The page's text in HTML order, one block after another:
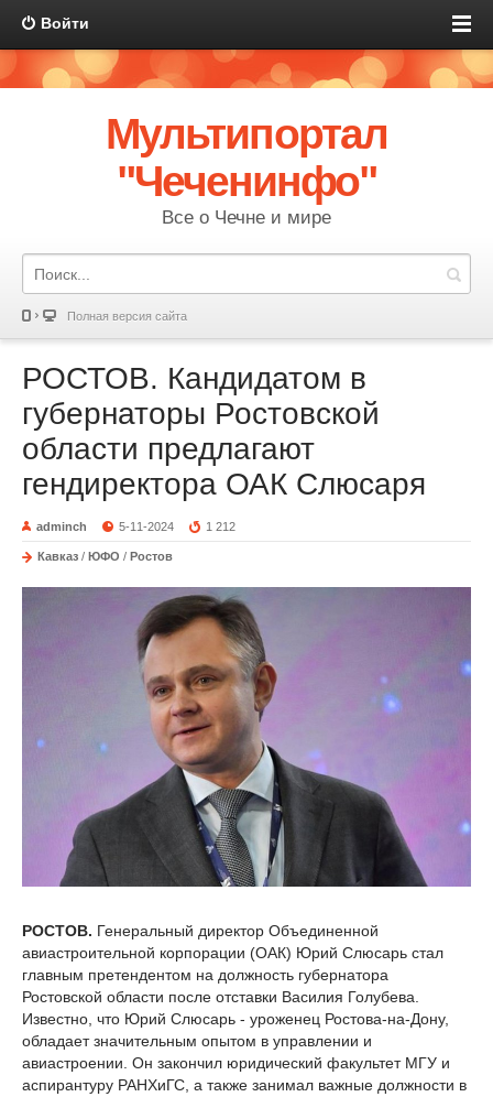
Войти
Мультипортал
"Чеченинфо"
Все о Чечне и мире
Полная версия сайта
РОСТОВ. Кандидатом в
губернаторы Ростовской
области предлагают
гендиректора ОАК Слюсаря
adminch 5-11-2024 1 212
Кавказ / ЮФО / Ростов
РОСТОВ. Генеральный директор Объединенной
авиастроительной корпорации (ОАК) Юрий Слюсарь стал
главным претендентом на должность губернатора
Ростовской области после отставки Василия Голубева.
Известно, что Юрий Слюсарь - уроженец Ростова-на-Дону,
обладает значительным опытом в управлении и
авиастроении. Он закончил юридический факультет МГУ и
аспирантуру РАНХиГС, а также занимал важные должности в